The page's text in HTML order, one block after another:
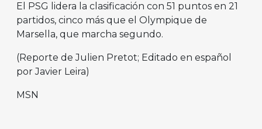
El PSG lidera la clasificación con 51 puntos en 21
partidos, cinco más que el Olympique de
Marsella, que marcha segundo.
(Reporte de Julien Pretot; Editado en español
por Javier Leira)
MSN